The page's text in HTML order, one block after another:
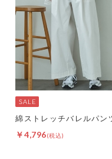
綿ストレッチバレルパン
￥4,796